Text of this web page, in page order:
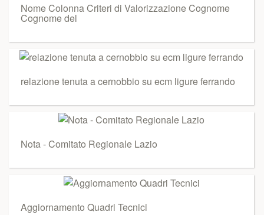
Nome Colonna Criteri di Valorizzazione Cognome
Cognome del
relazione tenuta a cernobbio su ecm ligure ferrando
Nota - Comitato Regionale Lazio
Aggiornamento Quadri Tecnici